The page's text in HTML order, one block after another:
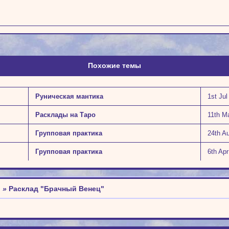
Похожие темы
Руническая мантика 1st Jul
Расклады на Таро 11th
Групповая практика 24th
Групповая практика 6th
» Расклад "Брачный Венец"